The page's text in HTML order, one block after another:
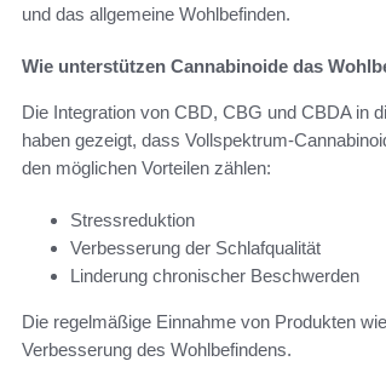
und das allgemeine Wohlbefinden.
Wie unterstützen Cannabinoide das
Die Integration von CBD, CBG und CBDA in
haben gezeigt, dass Vollspektrum-
den möglichen Vorteilen zählen:
Stressreduktion
Verbesserung der Schlafqualität
Linderung chronischer Beschwerden
Die regelmäßige Einnahme von Produkten wie
Verbesserung des Wohlbefindens.